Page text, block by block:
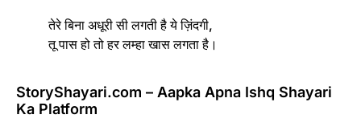
तेरे बिना अधूरी सी लगती है ये ज़िंदगी,
तू पास हो तो हर लम्हा खास लगता है।
StoryShayari.com – Aapka Apna Ishq Shayari
Ka Platform